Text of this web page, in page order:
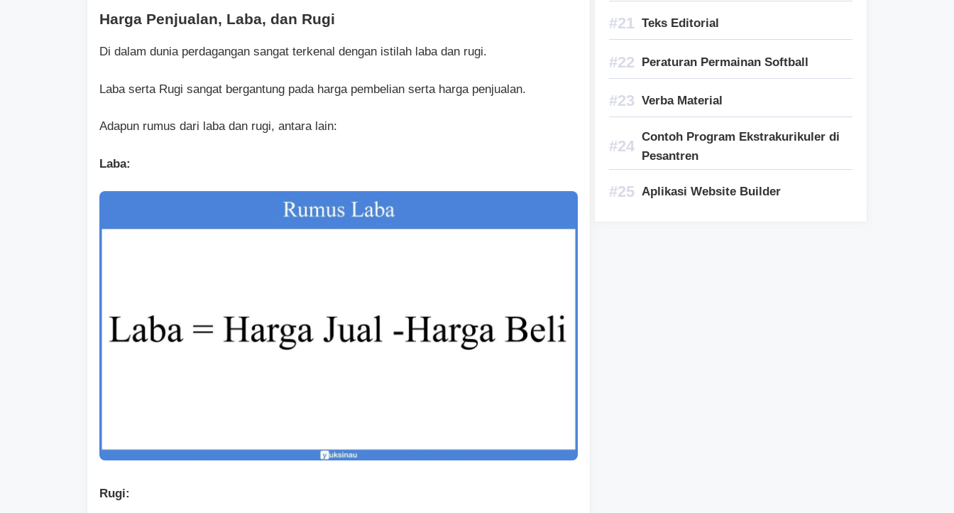
Harga Penjualan, Laba, dan Rugi
Di dalam dunia perdagangan sangat terkenal dengan istilah laba dan rugi.
Laba serta Rugi sangat bergantung pada harga pembelian serta harga penjualan.
Adapun rumus dari laba dan rugi, antara lain:
Laba:
Rugi:
Teks Editorial
Peraturan Permainan Softball
Verba Material
Contoh Program Ekstrakurikuler di
Pesantren
Aplikasi Website Builder